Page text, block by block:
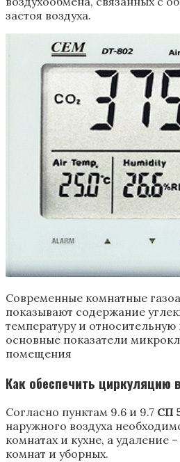
застоя воздуха.
Современные комнатные
показывают содержание
температуру и относительную
основные показатели
помещения
Как обеспечить циркуляцию
Согласно пунктам 9.6 и 9.7 СП
наружного воздуха
комнатах и кухне, а удаление
комнат и уборных.